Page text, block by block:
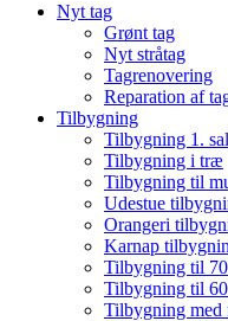
Nyt tag
Grønt tag
Nyt stråtag
Tagrenovering
Reparation af
Tilbygning
Tilbygning 1. sal
Tilbygning i træ
Tilbygning til
Udestue
Orangeri
Karnap
Tilbygning til
Tilbygning til
Tilbygning med